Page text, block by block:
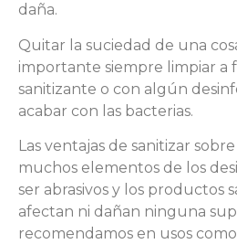
daña.
Quitar la suciedad de una
importante siempre limpiar a
sanitizante o con algún
acabar con las bacterias.
Las ventajas de sanitizar
muchos elementos de los
ser abrasivos y los productos
afectan ni dañan ninguna
recomendamos en usos